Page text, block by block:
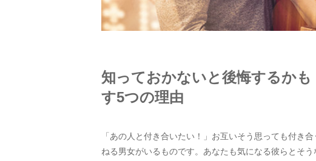
知っておかないと後悔するか
す5つの理由
「あの人と付き合いたい！」お互いそう思っても付き
ねる男女がいるものです。あなたも気になる彼らとそ